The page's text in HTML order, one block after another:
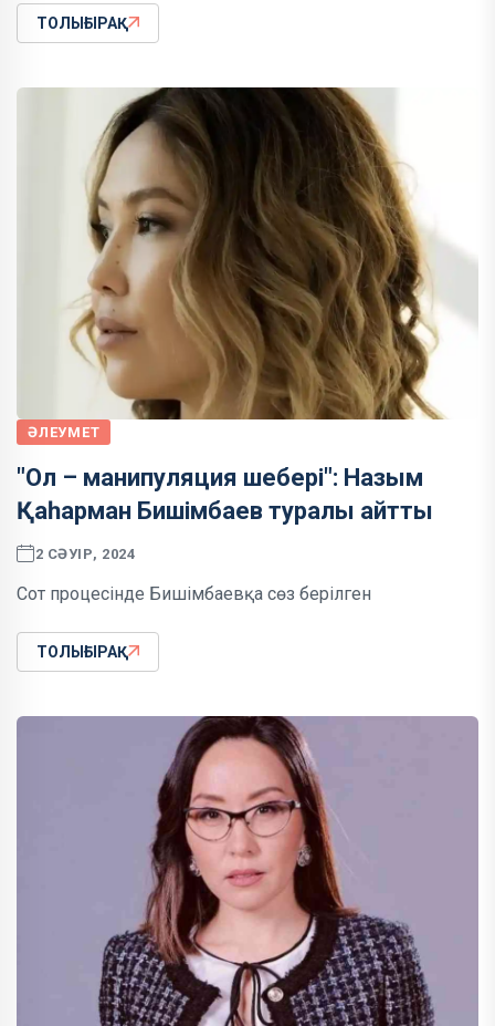
ТОЛЫҒЫРАҚ
ӘЛЕУМЕТ
"Ол – манипуляция шебері": Назым
Қаһарман Бишімбаев туралы айтты
2 СӘУІР, 2024
Сот процесінде Бишімбаевқа сөз берілген
ТОЛЫҒЫРАҚ